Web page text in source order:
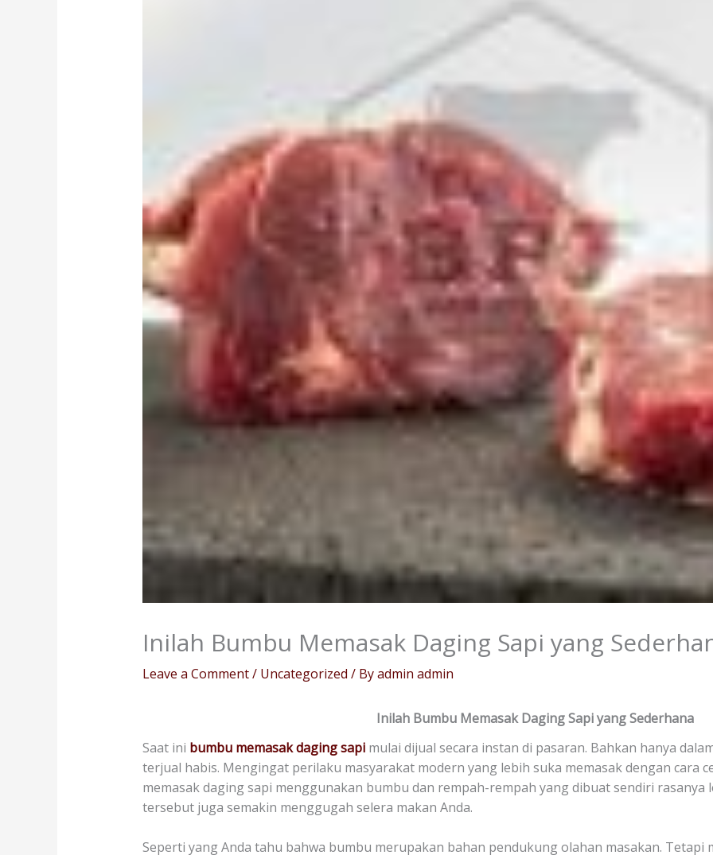
Inilah Bumbu Memasak Daging Sapi yang
Leave a Comment/ Uncategorized / Byadmin admin
Inilah Bumbu Memasak Daging Sapi yang Sederhana
Saat ini bumbu memasak daging sapimulai dijual secara instan di pasaran. Bahkan hanya
terjual habis. Mengingat perilaku masyarakat modern yang lebih suka memasak dengan cara
memasak daging sapi menggunakan bumbu dan rempah-rempah yang dibuat sendiri rasanya
tersebut juga semakin menggugah selera makan Anda.
Seperti yang Anda tahu bahwa bumbu merupakan bahan pendukung olahan masakan. Tetapi